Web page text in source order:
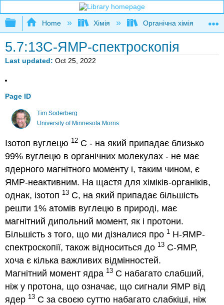
Expand/collapse global hierarchy
Home Хімія Органічна хімія
5.7:13C-ЯМР-спектроскопія
Last updated Oct 25, 2022
Page ID
Tim Soderberg
University of Minnesota Morris
Ізотоп вуглецю 12 С - на який припадає близько
99% вуглецю в органічних молекулах - не має
ядерного магнітного моменту і, таким чином, є
ЯМР-неактивним. На щастя для хіміків-органіків,
однак, ізотоп 13 С, на який припадає більшість
решти 1% атомів вуглецю в природі, має
магнітний дипольний момент, як і протони.
Більшість з того, що ми дізналися про 1 H-ЯМР-
спектроскопії, також відноситься до 13 C-ЯМР,
хоча є кілька важливих відмінностей.
Магнітний момент ядра 13 С набагато слабший,
ніж у протона, що означає, що сигнали ЯМР від
ядер 13 С за своєю суттю набагато слабкіші, ніж